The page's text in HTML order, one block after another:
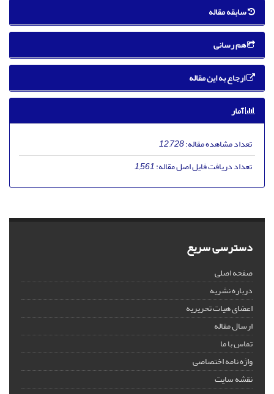
سابقه مقاله
هم رسانی
ارجاع به این مقاله
آمار
تعداد مشاهده مقاله:12,728
تعداد دریافت فایل اصل مقاله:1,561
دسترسی سریع
صفحه اصلی
درباره نشریه
اعضای هیات تحریریه
ارسال مقاله
تماس با ما
واژه نامه اختصاصی
نقشه سایت